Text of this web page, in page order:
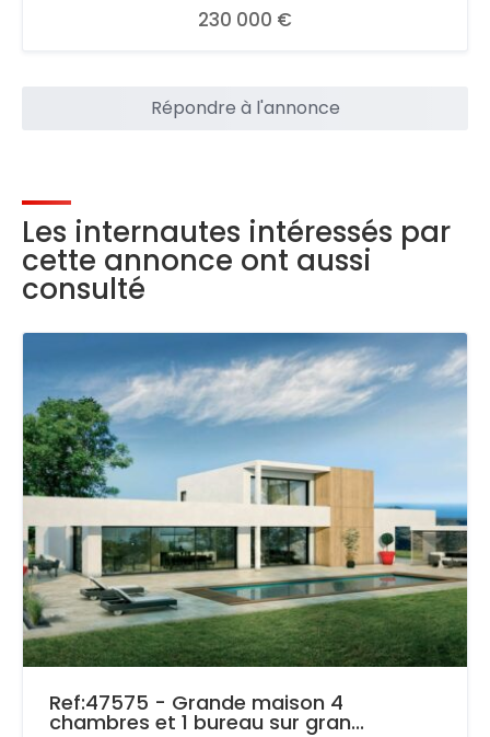
230 000 €
Répondre à l'annonce
Les internautes intéressés par
cette annonce ont aussi
consulté
Ref:47575 - Grande maison 4
chambres et 1 bureau sur gran...